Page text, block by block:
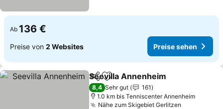
Ab 136 €
Preise von 2 Websites Preise sehen
TeilenZu Favoriten hinzufügen
Seevilla Annenheim
8,4 Sehr gut
161
1.0 km bis Tenniscenter Annenheim
Nähe zum Skigebiet Gerlitzen